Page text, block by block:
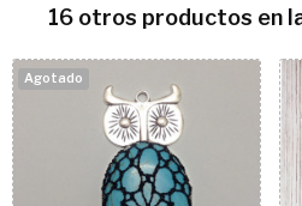
16 otros productos en
Agotado